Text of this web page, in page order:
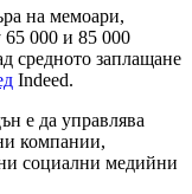
на мемоари,
000 и 85 000
средното заплащане
Indeed.
е да управлява
компании,
социални медийни